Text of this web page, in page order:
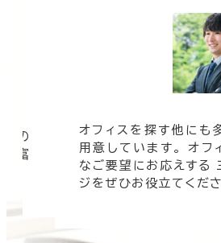
の
豊富
オフィスを探す他にも
用意しています。 オフ
なご要望にお応えする
ジをぜひお役立てくださ